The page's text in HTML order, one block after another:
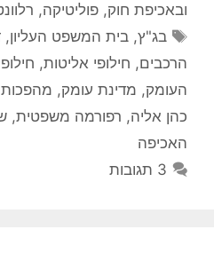
ובאכיפת חוק, פוליטיקה,
תגיות
בג"ץ,בית המשפט העליון,
הרכבים, חילופי אליטות,
העומק, מדינת עומק,
כהן אליה, רפורמה משפטית,
האכיפה
3 תגובות